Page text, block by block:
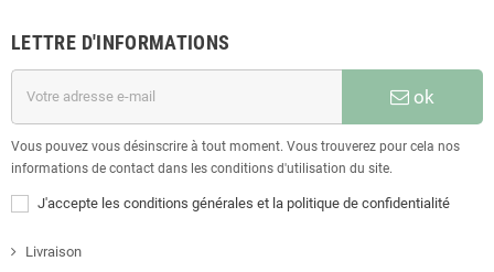
LETTRE D'INFORMATIONS
ok
Vous pouvez vous désinscrire à tout moment. Vous trouverez pour cela nos
informations de contact dans les conditions d'utilisation du site.
J'accepte les conditions générales et la politique de confidentialité
Livraison